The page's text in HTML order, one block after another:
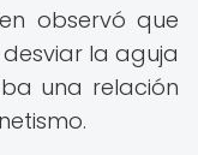
observó que
la aguja
una relación